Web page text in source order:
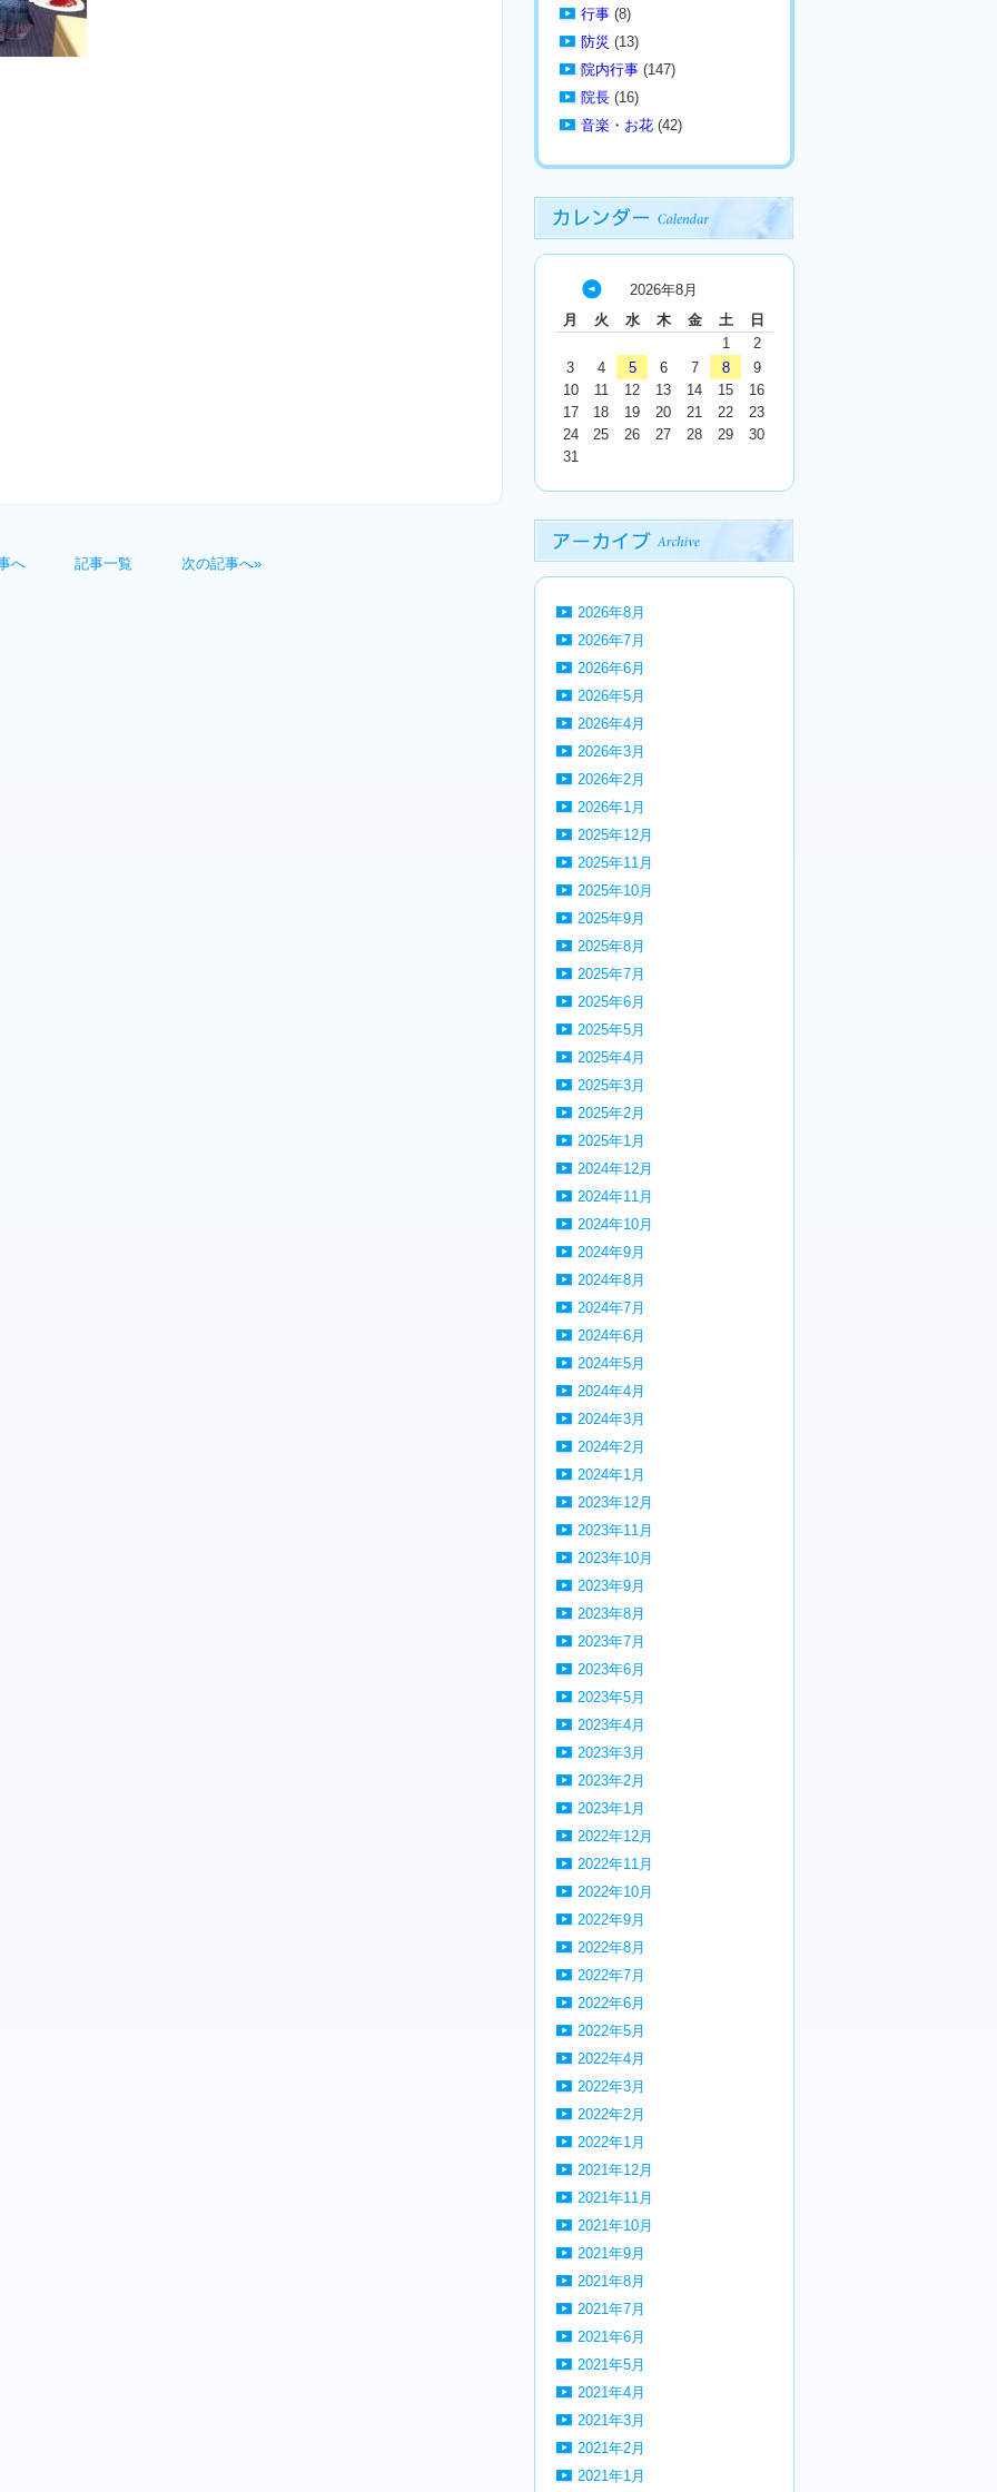
へ 記事一覧 次の記事へ»
行事 (8)
防災 (13)
院内行事 (147)
院長 (16)
音楽・お花 (42)
2026年8月
月
火 水 木 金 土 日
« 7
月
1
2
3
4 5 6 7 8
9
10
11 12 13 14 15
16
17
18 19 20 21 22
23
24
25 26 27 28 29
30
31
2026年8月
2026年7月
2026年6月
2026年5月
2026年4月
2026年3月
2026年2月
2026年1月
2025年12月
2025年11月
2025年10月
2025年9月
2025年8月
2025年7月
2025年6月
2025年5月
2025年4月
2025年3月
2025年2月
2025年1月
2024年12月
2024年11月
2024年10月
2024年9月
2024年8月
2024年7月
2024年6月
2024年5月
2024年4月
2024年3月
2024年2月
2024年1月
2023年12月
2023年11月
2023年10月
2023年9月
2023年8月
2023年7月
2023年6月
2023年5月
2023年4月
2023年3月
2023年2月
2023年1月
2022年12月
2022年11月
2022年10月
2022年9月
2022年8月
2022年7月
2022年6月
2022年5月
2022年4月
2022年3月
2022年2月
2022年1月
2021年12月
2021年11月
2021年10月
2021年9月
2021年8月
2021年7月
2021年6月
2021年5月
2021年4月
2021年3月
2021年2月
2021年1月